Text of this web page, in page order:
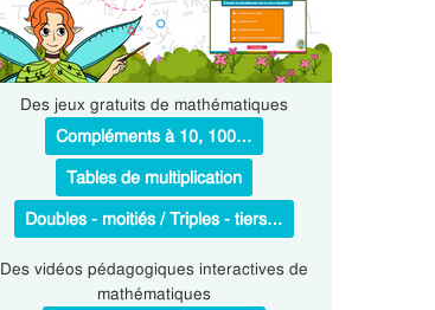
Des jeux gratuits de mathématiques
Compléments à 10, 100…
Tables de multiplication
Doubles - moitiés / Triples - tiers…
Des vidéos pédagogiques interactives de
mathématiques